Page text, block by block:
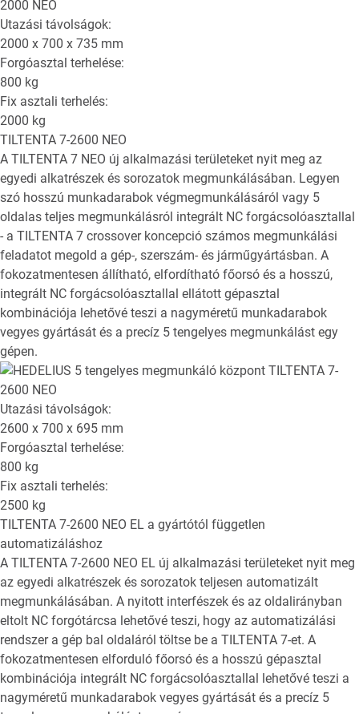
Utazási távolságok:
2000 x 700 x 735 mm
Forgóasztal terhelése:
800 kg
Fix asztali terhelés:
2000 kg
TILTENTA 7-2600 NEO
A TILTENTA 7 NEO új alkalmazási területeket nyit meg az
egyedi alkatrészek és sorozatok megmunkálásában. Legyen
szó hosszú munkadarabok végmegmunkálásáról vagy 5
oldalas teljes megmunkálásról integrált NC forgácsolóasztallal
- a TILTENTA 7 crossover koncepció számos megmunkálási
feladatot megold a gép-, szerszám- és járműgyártásban. A
fokozatmentesen állítható, elfordítható főorsó és a hosszú,
integrált NC forgácsolóasztallal ellátott gépasztal
kombinációja lehetővé teszi a nagyméretű munkadarabok
vegyes gyártását és a precíz 5 tengelyes megmunkálást egy
gépen.
Utazási távolságok:
2600 x 700 x 695 mm
Forgóasztal terhelése:
800 kg
Fix asztali terhelés:
2500 kg
TILTENTA 7-2600 NEO EL a gyártótól független
automatizáláshoz
A TILTENTA 7-2600 NEO EL új alkalmazási területeket nyit meg
az egyedi alkatrészek és sorozatok teljesen automatizált
megmunkálásában. A nyitott interfészek és az oldalirányban
eltolt NC forgótárcsa lehetővé teszi, hogy az automatizálási
rendszer a gép bal oldaláról töltse be a TILTENTA 7-et. A
fokozatmentesen elforduló főorsó és a hosszú gépasztal
kombinációja integrált NC forgácsolóasztallal lehetővé teszi a
nagyméretű munkadarabok vegyes gyártását és a precíz 5